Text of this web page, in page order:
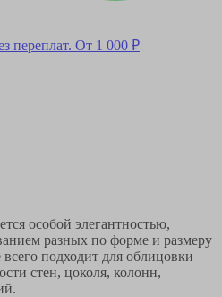
переплат. От 1 000 ₽
особой элегантностью,
разных по форме и размеру
подходит для облицовки
стен, цоколя, колонн,